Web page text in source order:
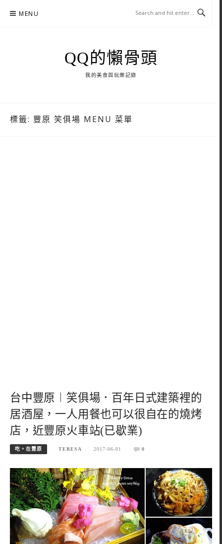
MENU
QQ的懶骨頭
我的美食與玩樂記錄
標籤: 豐原 笑俱場 MENU 菜單
台中豐原︱笑俱場．百年日式建築裡的
居酒屋，一人用餐也可以很自在的燒烤
店，近豐原火車站(已歇業)
吃。在豐原 TERESA 2017-06-01 0